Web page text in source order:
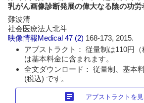
乳がん画像診断発展の偉大なる陰の功労
難波清
社会医療法人北斗
映像情報Medical 47 (2) 168-173, 2015.
アブストラクト： 従量制は110円（
は基本料金に含まれます。
全文ダウンロード： 従量制、基本
(税込) です。
article アブストラクトを